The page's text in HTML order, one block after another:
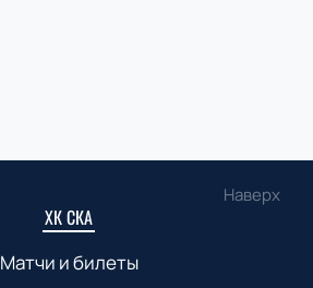
Наверх
ХК СКА
Матчи и билеты